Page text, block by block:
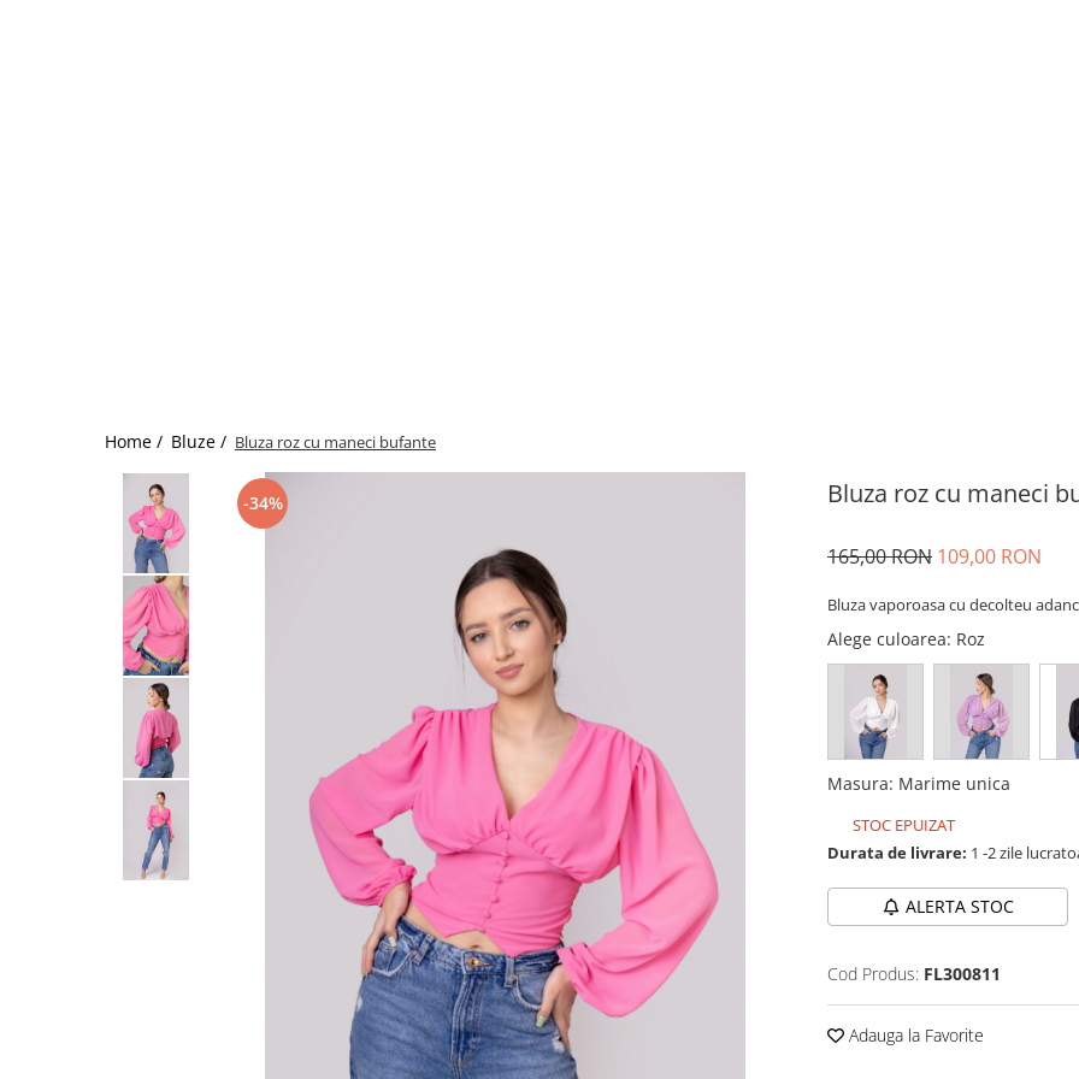
Home / Bluze / Bluza roz cu maneci bufante
Bluza roz cu maneci
-34%
165,00 RON 109,00 RON
Bluza vaporoasa cu decolteu adanc
Alege culoarea: Roz
Masura: Marime unica
STOC EPUIZAT
Durata de livrare: 1 -2 zile
ALERTA STOC
Cod Produs: FL300811
Adauga la Favorite